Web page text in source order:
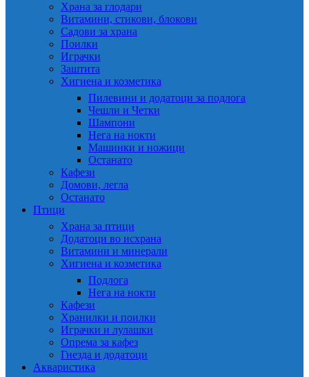
Храна за глодари
Витамини, стикови, блокови
Садови за храна
Поилки
Играчки
Заштита
Хигиена и козметика
Пилевини и додатоци за подлога
Чешли и Четки
Шампони
Нега на нокти
Машинки и ножици
Останато
Кафези
Домови, легла
Останато
Птици
Храна за птици
Додатоци во исхрана
Витамини и минерали
Хигиена и козметика
Подлога
Нега на нокти
Кафези
Хранилки и поилки
Играчки и лулашки
Опрема за кафез
Гнезда и додатоци
Акваристика